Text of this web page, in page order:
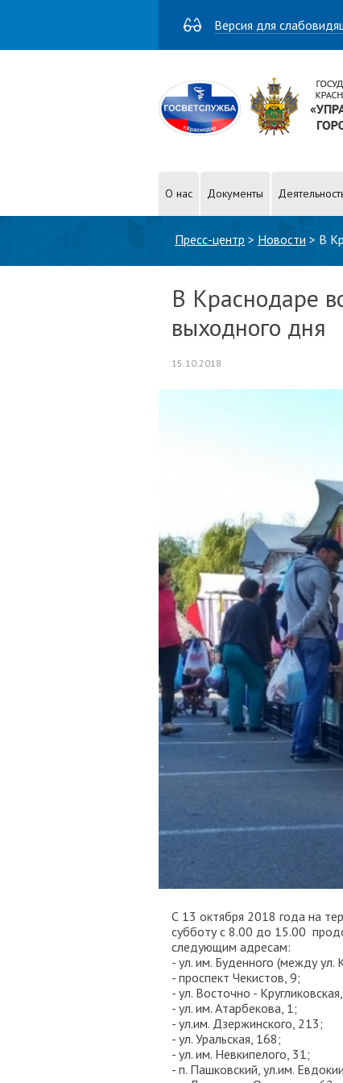
Версия для
О нас Документы
Пресс-центр > Новости > В
В Краснодаре
выходного дня
15.10.2018
С 13 октября 2018 года на
субботу с 8.00 до 15.00
следующим адресам:
- ул. им. Буденного (между ул.
- проспект Чекистов, 9;
- ул. Восточно -
- ул. им. Атарбекова, 1;
- ул.им. Дзержинского, 213;
- ул. Уральская, 168;
- ул. им. Невкипелого, 31;
- п. Пашковский, ул.им.